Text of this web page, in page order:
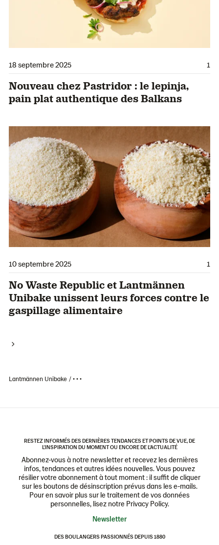
18 septembre 2025 1
Nouveau chez Pastridor : le lepinja,
pain plat authentique des Balkans
10 septembre 2025 1
No Waste Republic et Lantmännen
Unibake unissent leurs forces contre le
gaspillage alimentaire
Lantmännen Unibake • • •
RESTEZ INFORMÉS DES DERNIÈRES TENDANCES ET POINTS DE VUE, DE
L'INSPIRATION DU MOMENT OU ENCORE DE L'ACTUALITÉ
Abonnez-vous à notre newsletter et recevez les dernières
infos, tendances et autres idées nouvelles. Vous pouvez
résilier votre abonnement à tout moment : il suffit de cliquer
sur les boutons de désinscription prévus dans les e-mails.
Pour en savoir plus sur le traitement de vos données
personnelles, lisez notre Privacy Policy.
Newsletter
DES BOULANGERS PASSIONNÉS DEPUIS 1880